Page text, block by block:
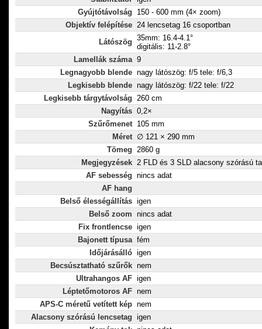
Gyújtótávolság
150 - 600 mm (4× zoom)
Objektív felépítése 24 lencsetag 16 csoportban
Látószög 35mm: 16.4-4.1°
digitális: 11-2.8°
Lamellák száma 9
Legnagyobb blende nagy látószög: f/5 tele: f/6,3
Legkisebb blende nagy látószög: f/22 tele: f/22
Legkisebb tárgytávolság 260 cm
Nagyítás 0,2×
Szűrőmenet 105 mm
Méret ∅ 121 × 290 mm
Tömeg 2860 g
Megjegyzések 2 FLD és 3 SLD alacsony szórású
AF sebesség nincs adat
AF hang
Belső élességállítás igen
Belső zoom nincs adat
Fix frontlencse igen
Bajonett típusa fém
Időjárásálló igen
Becsúsztatható szűrők nem
Ultrahangos AF igen
Léptetőmotoros AF nem
APS-C méretű vetített kép nem
Alacsony szórású lencsetag igen